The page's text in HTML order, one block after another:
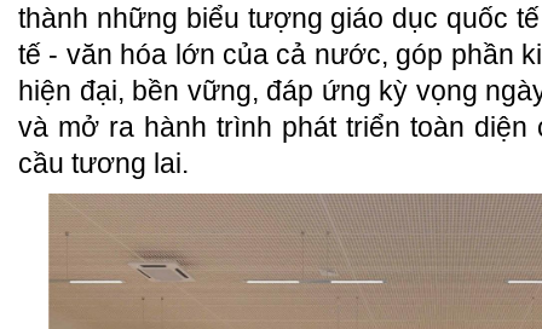
thành những biểu tượng giáo dục quốc
tế - văn hóa lớn của cả nước, góp phần
hiện đại, bền vững, đáp ứng kỳ vọng
và mở ra hành trình phát triển toàn diện
cầu tương lai.